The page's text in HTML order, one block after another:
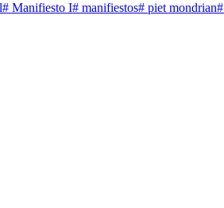
# Manifiesto I# manifiestos# piet mondrian#